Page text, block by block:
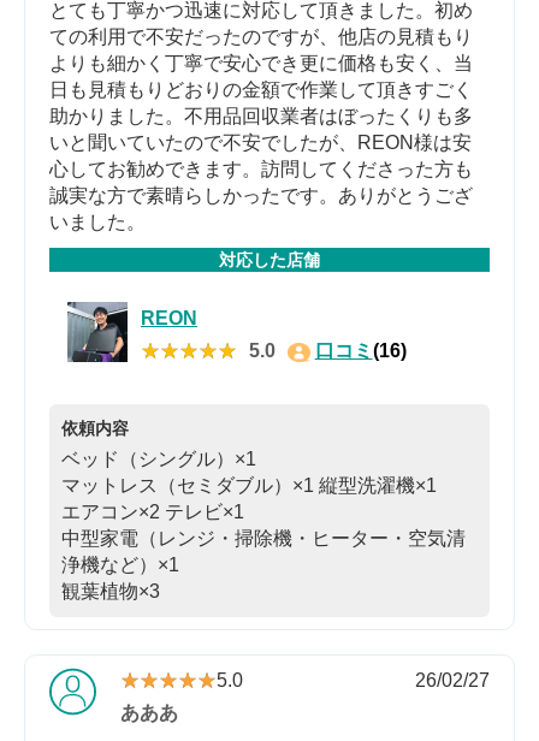
とても丁寧かつ迅速に対応して頂きました。初め
ての利用で不安だったのですが、他店の見積もり
よりも細かく丁寧で安心でき更に価格も安く、当
日も見積もりどおりの金額で作業して頂きすごく
助かりました。不用品回収業者はぼったくりも多
いと聞いていたので不安でしたが、REON様は安
心してお勧めできます。訪問してくださった方も
誠実な方で素晴らしかったです。ありがとうござ
いました。
対応した店舗
REON
★★★★★
★★★★★ 5.0 口コミ (16)
依頼内容
ベッド（シングル）×1
マットレス（セミダブル）×1 縦型洗濯機×1
エアコン×2 テレビ×1
中型家電（レンジ・掃除機・ヒーター・空気清
浄機など）×1
観葉植物×3
★★★★★
★★★★★5.0
26/02/27
あああ